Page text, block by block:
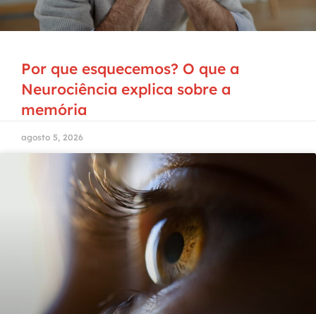
Por que esquecemos? O que a
Neurociência explica sobre a
memória
agosto 5, 2026